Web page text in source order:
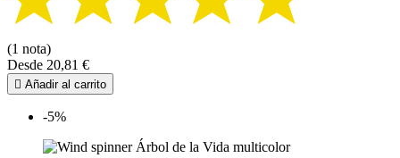
(1 nota)
Desde 20,81 €
 Añadir al carrito
-5%